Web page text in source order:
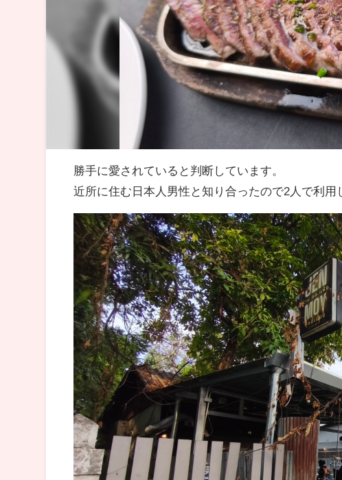
勝手に愛されていると判断しています。
近所に住む日本人男性と知り合ったので2人で利用